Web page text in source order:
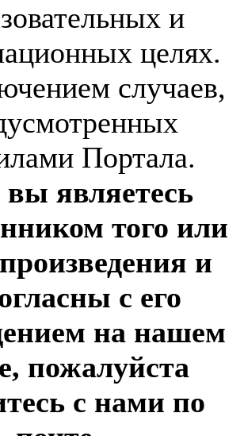
и
целях.
случаев,
Портала.
являетесь
того или
и
с его
на нашем
пожалуйста
с нами по